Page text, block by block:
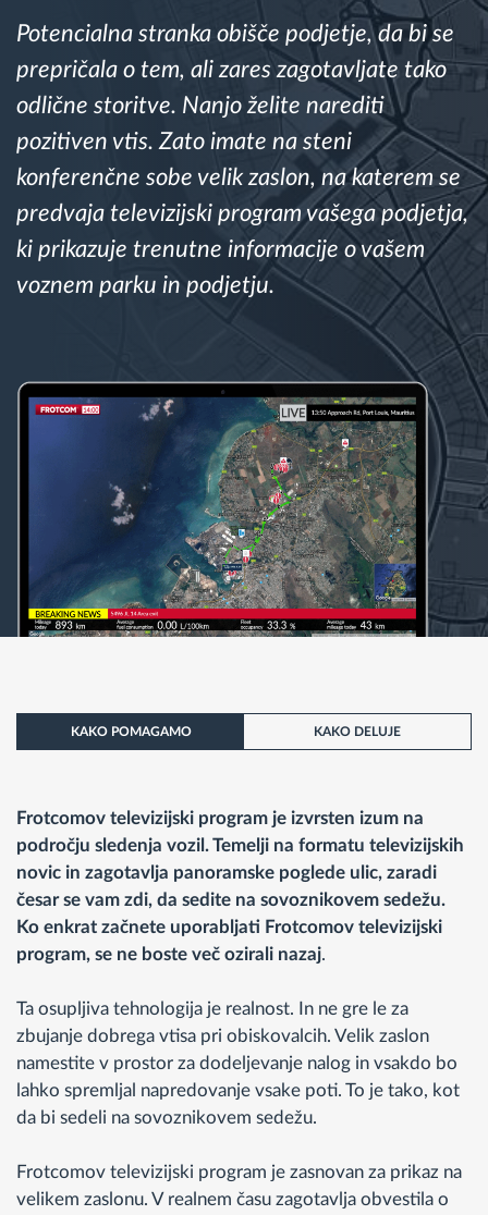
Načrtovanje in spremljanje poti
Samodejno prepoznavanje voznika
Odkrijte vse funkcije
Kako bomo rešili vse potrebe dejavnosti flote
Potencialna stranka obišče podjetje, da bi se
prepričala o tem, ali zares zagotavljate tako
odlične storitve. Nanjo želite narediti
pozitiven vtis. Zato imate na steni
konferenčne sobe velik zaslon, na katerem se
predvaja televizijski program vašega podjetja,
ki prikazuje trenutne informacije o vašem
voznem parku in podjetju.
KAKO POMAGAMO KAKO DELUJE
Frotcomov televizijski program je izvrsten izum na
področju sledenja vozil. Temelji na formatu televizijskih
novic in zagotavlja panoramske poglede ulic, zaradi
česar se vam zdi, da sedite na sovoznikovem sedežu.
Ko enkrat začnete uporabljati Frotcomov televizijski
program, se ne boste več ozirali nazaj.
Ta osupljiva tehnologija je realnost. In ne gre le za
zbujanje dobrega vtisa pri obiskovalcih. Velik zaslon
namestite v prostor za dodeljevanje nalog in vsakdo bo
lahko spremljal napredovanje vsake poti. To je tako, kot
da bi sedeli na sovoznikovem sedežu.
Frotcomov televizijski program je zasnovan za prikaz na
velikem zaslonu. V realnem času zagotavlja obvestila o